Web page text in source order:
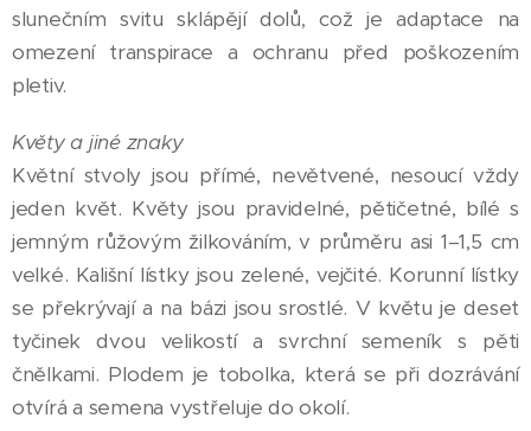
slunečním svitu sklápějí dolů, což je adaptace na
omezení transpirace a ochranu před poškozením
pletiv.
Květy a jiné znaky
Květní stvoly jsou přímé, nevětvené, nesoucí vždy
jeden květ. Květy jsou pravidelné, pětičetné, bílé s
jemným růžovým žilkováním, v průměru asi 1–1,5 cm
velké. Kališní lístky jsou zelené, vejčité. Korunní lístky
se překrývají a na bázi jsou srostlé. V květu je deset
tyčinek dvou velikostí a svrchní semeník s pěti
čnělkami. Plodem je tobolka, která se při dozrávání
otvírá a semena vystřeluje do okolí.